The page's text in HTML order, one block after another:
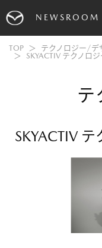
NEWSROOM
TOP
テクノロジー/デ
SKYACTIV テクノロジ
テ
SKYACTIV